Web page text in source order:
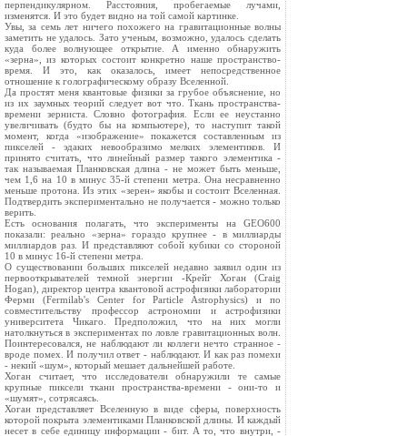
перпендикулярном. Расстояния, пробегаемые лучами,
изменятся. И это будет видно на той самой картинке.
Увы, за семь лет ничего похожего на гравитационные волны
заметить не удалось. Зато ученым, возможно, удалось сделать
куда более волнующее открытие. А именно обнаружить
«зерна», из которых состоит конкретно наше пространство-
время. И это, как оказалось, имеет непосредственное
отношение к голографическому образу Вселенной.
Да простят меня квантовые физики за грубое объяснение, но
из их заумных теорий следует вот что. Ткань пространства-
времени зерниста. Словно фотография. Если ее неустанно
увеличивать (будто бы на компьютере), то наступит такой
момент, когда «изображение» покажется составленным из
пикселей - эдаких невообразимо мелких элементиков. И
принято считать, что линейный размер такого элементика -
так называемая Планковская длина - не может быть меньше,
чем 1,6 на 10 в минус 35-й степени метра. Она несравненно
меньше протона. Из этих «зерен» якобы и состоит Вселенная.
Подтвердить экспериментально не получается - можно только
верить.
Есть основания полагать, что эксперименты на GEO600
показали: реально «зерна» гораздо крупнее - в миллиарды
миллиардов раз. И представляют собой кубики со стороной
10 в минус 16-й степени метра.
О существовании больших пикселей недавно заявил один из
первооткрывателей темной энергии -Крейг Хоган (Craig
Hogan), директор центра квантовой астрофизики лаборатории
Ферми (Fermilab's Center for Particle Astrophysics) и по
совместительству профессор астрономии и астрофизики
университета Чикаго. Предположил, что на них могли
натолкнуться в экспериментах по ловле гравитационных волн.
Поинтересовался, не наблюдают ли коллеги нечто странное -
вроде помех. И получил ответ - наблюдают. И как раз помехи
- некий «шум», который мешает дальнейшей работе.
Хоган считает, что исследователи обнаружили те самые
крупные пиксели ткани пространства-времени - они-то и
«шумят», сотрясаясь.
Хоган представляет Вселенную в виде сферы, поверхность
которой покрыта элементиками Планковской длины. И каждый
несет в себе единицу информации - бит. А то, что внутри, -